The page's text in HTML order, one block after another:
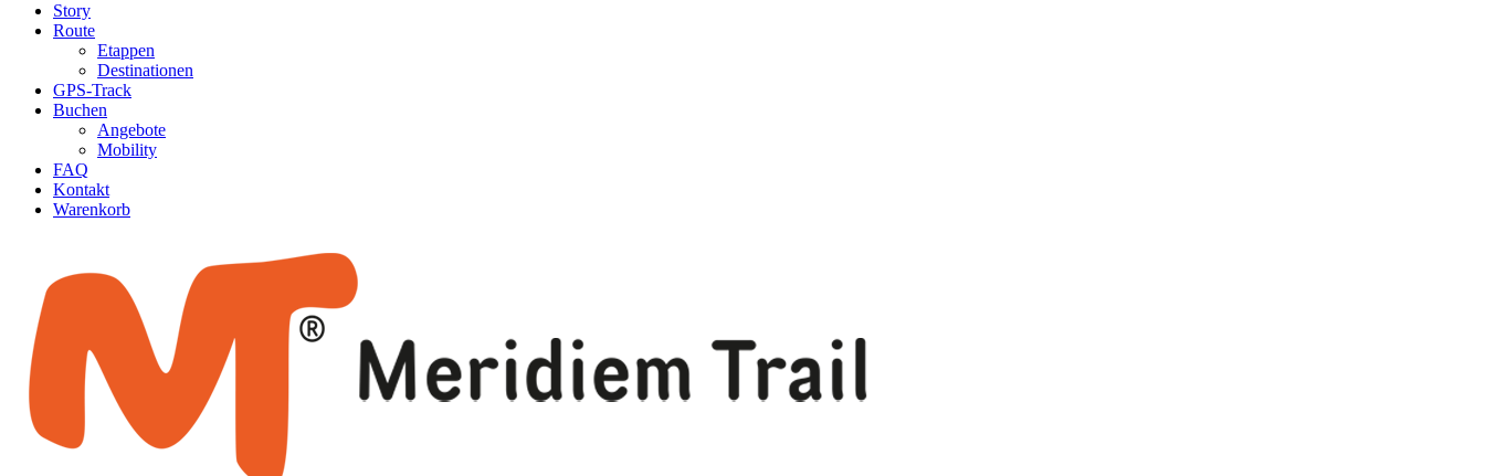
Story
Route
Etappen
Destinationen
GPS-Track
Buchen
Angebote
Mobility
FAQ
Kontakt
Warenkorb